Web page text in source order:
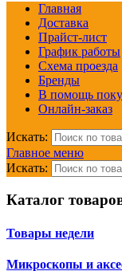
Главная
Доставка
Прайст-лист
График работы
Схема проезда
Бренды
В помощь
Онлайн-заказ
Искать:
Главное меню
Искать:
Каталог
Товары недели
Микроскопы и